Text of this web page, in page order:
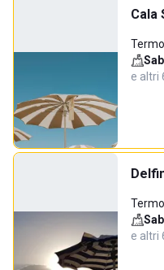
Cala
e altri
e altri